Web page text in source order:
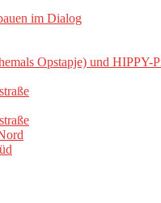
im Dialog
Opstapje) und HIPPY-